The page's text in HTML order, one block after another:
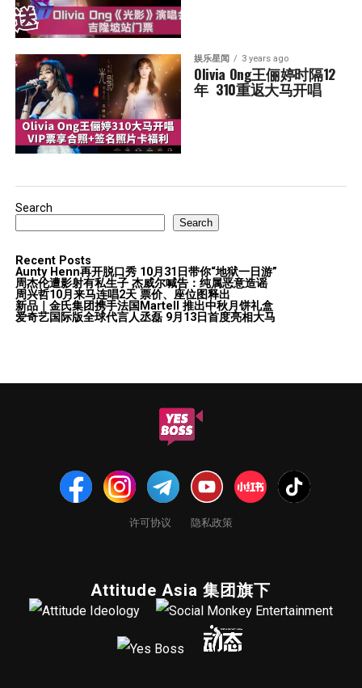
娱乐星闻 3 years ago
Olivia Ong王俪婷时隔12
年  310重返大马开唱
Search
Search
Recent Posts
Aunty Henn再开脱口秀 10月31日带你“地狱一日游”
周杰伦遭影射有私生子 杰威尔喊告：纯属恶意造谣
周兴哲10月来马连唱2天 票价、座位图释出
新品｜金氏集团携手法国Martell 推出中秋月饼礼盒
爱奇艺国际版全球代言人丞磊 9月13日首度亮相大马
许可协议 隐私政策
Attitude Asia 集团旗下